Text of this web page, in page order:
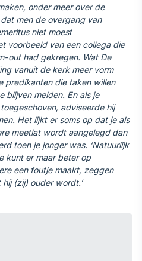
onder meer over de
men de overgang van
niet moest
voorbeeld van een collega die
out had gekregen. Wat De
vanuit de kerk meer vorm
predikanten die taken willen
blijven melden. En als je
adviseerde hij
Het lijkt er soms op dat je als
meetlat wordt aangelegd dan
toen je jonger was. ‘Natuurlijk
kunt er maar beter op
een foutje maakt, zeggen
(zij) ouder wordt.’